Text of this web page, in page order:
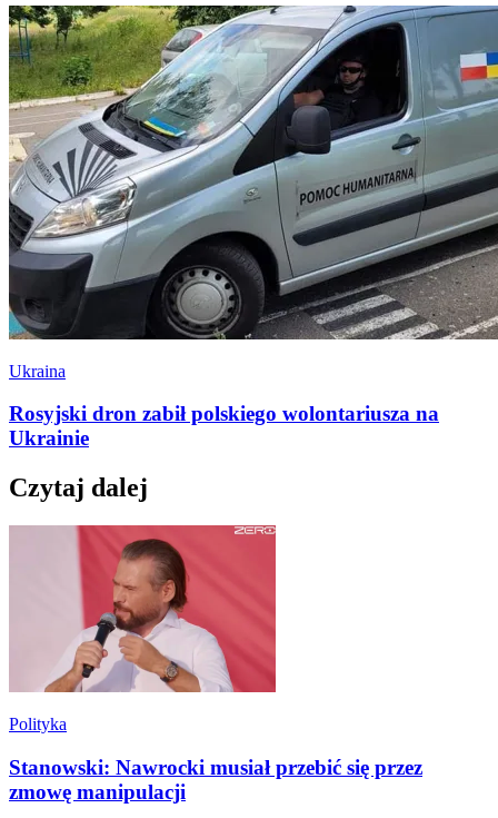
Ukraina
Rosyjski dron zabił polskiego wolontariusza na
Ukrainie
Czytaj dalej
Polityka
Stanowski: Nawrocki musiał przebić się przez
zmowę manipulacji